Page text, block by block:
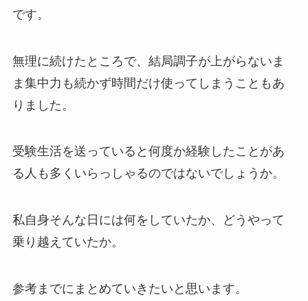
です。
無理に続けたところで、結局調子が上がらないま
ま集中力も続かず時間だけ使ってしまうこともあ
りました。
受験生活を送っていると何度か経験したことがあ
る人も多くいらっしゃるのではないでしょうか。
私自身そんな日には何をしていたか、どうやって
乗り越えていたか。
参考までにまとめていきたいと思います。